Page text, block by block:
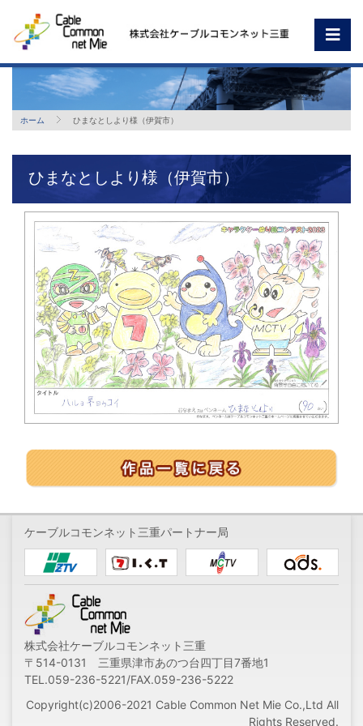
ホーム ひまなとしより様（伊賀市）
ひまなとしより様（伊賀市）
ケーブルコモンネット三重パートナー局
株式会社ケーブルコモンネット三重
〒514-0131 三重県津市あのつ台四丁目7番地1
TEL.059-236-5221/FAX.059-236-5222
Copyright(c)2006-2021 Cable Common Net Mie Co.,Ltd All
Rights Reserved.